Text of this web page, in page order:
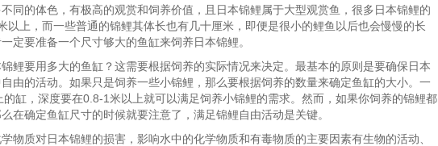
同的体色，有极高的观赏和饲养价值，且日本锦鲤属于大型观赏鱼，很多日本锦鲤的
以上，而一些普通的锦鲤其体长也有几十厘米，即便是很小的鲤鱼以后也会慢慢的长
定要准备一个尺寸够大的鱼缸来饲养日本锦鲤。
鲤要用多大的鱼缸？这需要根据饲养的实际情况来决定。最基本的原则是要确保日本
由的活动。如果只是饲养一些小锦鲤，那么要根据饲养的数量来确定鱼缸的大小。一
缸，深度要在0.8-1米以上就可以满足饲养小锦鲤的需求。然而，如果你饲养的锦鲤都
在确定鱼缸尺寸的时候就要注意了，满足锦鲤自由活动是关键。
物质对日本锦鲤的损害，影响水中的化学物质和有毒物质的主要因素有生物的活动、